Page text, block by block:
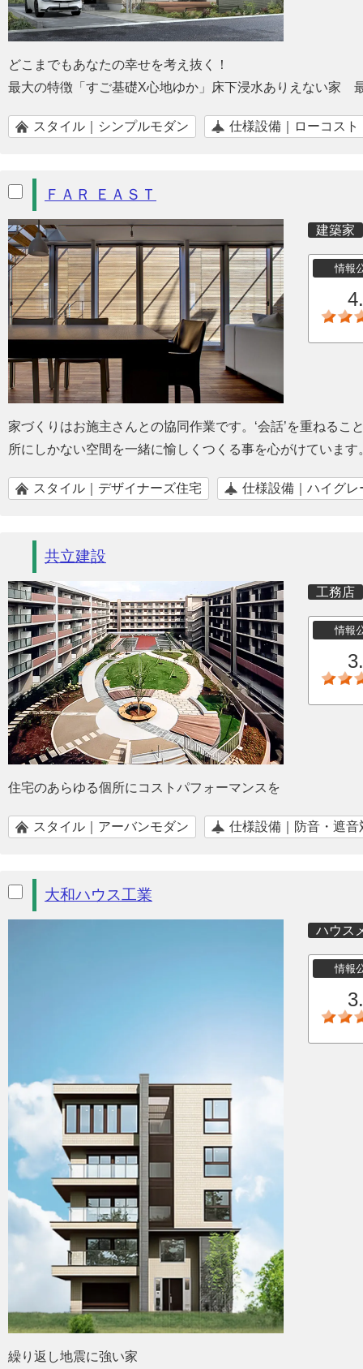
どこまでもあなたの幸せを考え抜く！
最大の特徴「すご基礎X心地ゆか」床下浸水ありえない
スタイル｜シンプルモダン 仕様設備｜ローコスト
ＦＡＲ ＥＡＳＴ
建築家
情報
家づくりはお施主さんとの協同作業です。‘会話’を重ねる
所にしかない空間を一緒に愉しくつくる事を心がけています
スタイル｜デザイナーズ住宅 仕様設備｜ハイグレ
共立建設
工務店
情報
住宅のあらゆる個所にコストパフォーマンスを
スタイル｜アーバンモダン 仕様設備｜防音・遮音
大和ハウス工業
ハウス
情報
繰り返し地震に強い家